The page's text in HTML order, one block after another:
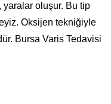
yaralar oluşur. Bu tip
Oksijen tekniğiyle
Bursa Varis Tedavisi